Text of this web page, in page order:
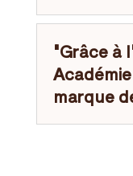
"Grâce à
marque